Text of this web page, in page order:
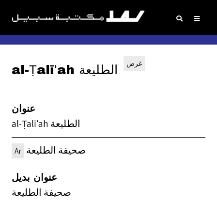
al-Ṭalīʻah الطليعة غرض
عنوان
al-Ṭalīʻah الطليعة
Ar صحيفة الطليعة
عنوان بديل
صحيفة الطليعة